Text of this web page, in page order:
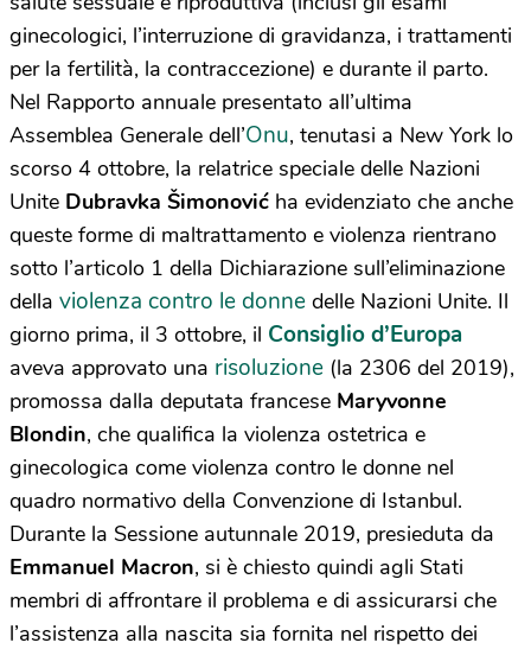
ginecologici, l’interruzione di gravidanza, i trattamenti
per la fertilità, la contraccezione) e durante il parto.
Nel Rapporto annuale presentato all’ultima
Assemblea Generale dell’Onu, tenutasi a New York lo
scorso 4 ottobre, la relatrice speciale delle Nazioni
Unite Dubravka Šimonović ha evidenziato che anche
queste forme di maltrattamento e violenza rientrano
sotto l’articolo 1 della Dichiarazione sull’eliminazione
della violenza contro le donne delle Nazioni Unite. Il
giorno prima, il 3 ottobre, il Consiglio d’Europa
aveva approvato una risoluzione (la 2306 del 2019),
promossa dalla deputata francese Maryvonne
Blondin, che qualifica la violenza ostetrica e
ginecologica come violenza contro le donne nel
quadro normativo della Convenzione di Istanbul.
Durante la Sessione autunnale 2019, presieduta da
Emmanuel Macron, si è chiesto quindi agli Stati
membri di affrontare il problema e di assicurarsi che
l’assistenza alla nascita sia fornita nel rispetto dei